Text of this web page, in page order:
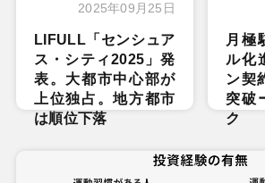
2025年09月25日
LIFULL「センシュア
ス・シティ2025」発
表。大都市中心部が
上位独占。地方都市
は順位下落
月極
ル化
ン契
突破
ク